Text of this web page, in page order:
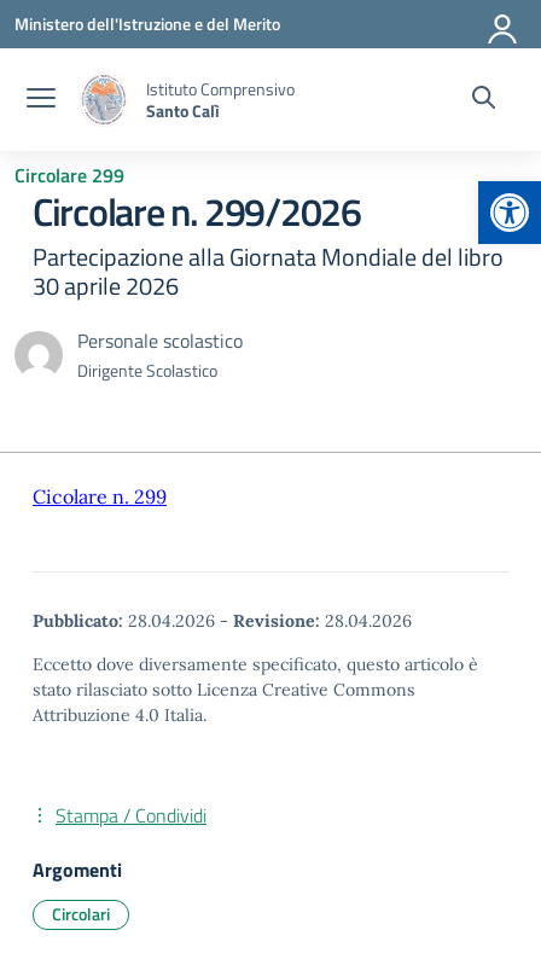
Vai ai contenuti
Vai al menu di navigazione
Vai al footer
Ministero dell'Istruzione e del Merito
Istituto Comprensivo
Santo Calì
Circolare 299
Circolare n. 299/2026
Partecipazione alla Giornata Mondiale del libro
30 aprile 2026
Personale scolastico
Dirigente Scolastico
Cicolare n. 299
Pubblicato: 28.04.2026 - Revisione: 28.04.2026
Eccetto dove diversamente specificato, questo articolo è
stato rilasciato sotto Licenza Creative Commons
Attribuzione 4.0 Italia.
Stampa / Condividi
Argomenti
Circolari